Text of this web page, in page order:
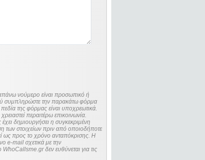
νούμερο είναι προσωπικό ή
συμπληρώστε την παρακάτω φόρμα
της φόρμας είναι υποχρεωτικά.
περαιτέρω επικοινωνία.
δημιουργήσει η συγκεκριμένη
ως προς το χρόνο ανταπόκρισης. Η
e-mail σχετικά με την
δεν ευθύνεται για τις